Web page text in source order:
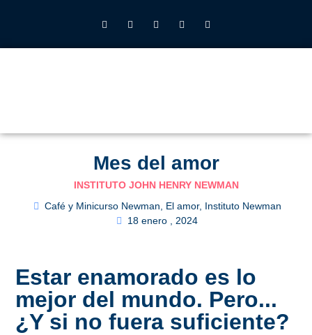
Mes del amor
INSTITUTO JOHN HENRY NEWMAN
Café y Minicurso Newman
El amor, Instituto Newman
18 enero , 2024
Estar enamorado es lo
mejor del mundo. Pero...
¿Y si no fuera suficiente?